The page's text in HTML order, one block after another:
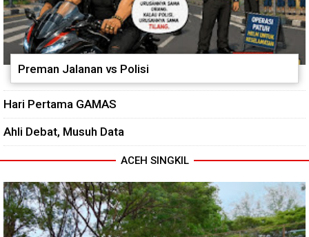
Preman Jalanan vs Polisi
Hari Pertama GAMAS
Ahli Debat, Musuh Data
ACEH SINGKIL